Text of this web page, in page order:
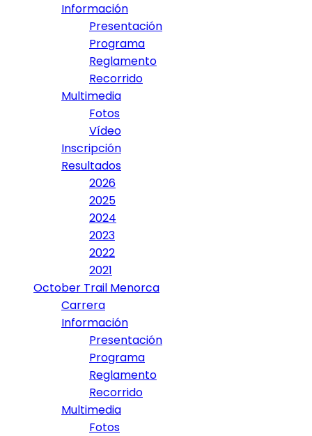
Información
Presentación
Programa
Reglamento
Recorrido
Multimedia
Fotos
Vídeo
Inscripción
Resultados
2026
2025
2024
2023
2022
2021
October Trail Menorca
Carrera
Información
Presentación
Programa
Reglamento
Recorrido
Multimedia
Fotos